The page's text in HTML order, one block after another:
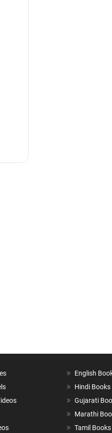
English
Hindi Books
Gujarati
Marathi
Tamil Books